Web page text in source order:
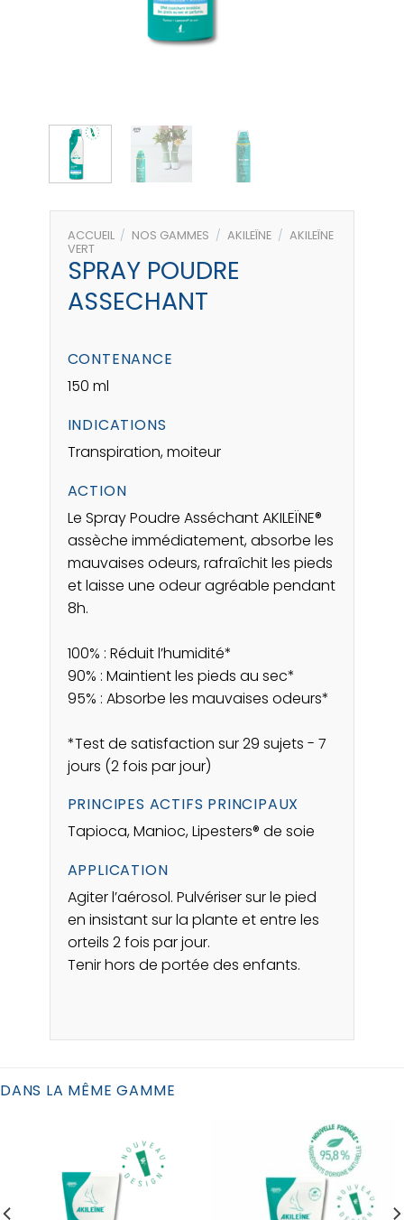
ACCUEIL / NOS GAMMES / AKILEÏNE / AKILEÏNE
VERT
SPRAY POUDRE
ASSECHANT
CONTENANCE
150 ml
INDICATIONS
Transpiration, moiteur
ACTION
Le Spray Poudre Asséchant AKILEÏNE®
assèche immédiatement, absorbe les
mauvaises odeurs, rafraîchit les pieds
et laisse une odeur agréable pendant
8h.
100% : Réduit l’humidité*
90% : Maintient les pieds au sec*
95% : Absorbe les mauvaises odeurs*
*Test de satisfaction sur 29 sujets - 7
jours (2 fois par jour)
PRINCIPES ACTIFS PRINCIPAUX
Tapioca, Manioc, Lipesters® de soie
APPLICATION
Agiter l’aérosol. Pulvériser sur le pied
en insistant sur la plante et entre les
orteils 2 fois par jour.
Tenir hors de portée des enfants.
DANS LA MÊME GAMME